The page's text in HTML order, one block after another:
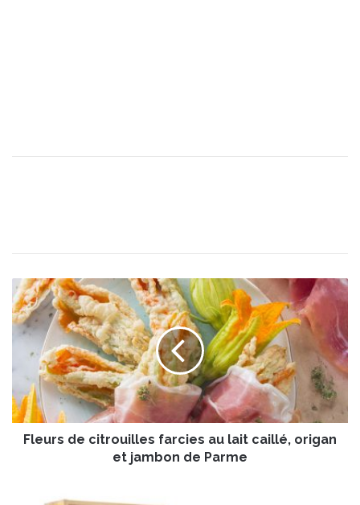
F
l
e
s
d
e
c
Fleurs de citrouilles farcies au lait caillé, origan
et jambon de Parme